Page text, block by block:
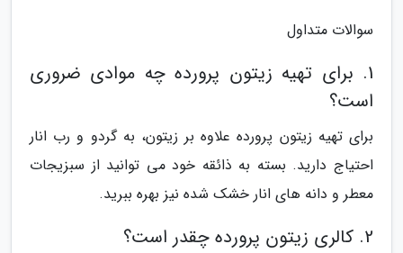
سوالات متداول
1. برای تهیه زیتون پرورده چه موادی ضروری
است؟
برای تهیه زیتون پرورده علاوه بر زیتون، به گردو و رب انار
احتیاج دارید. بسته به ذائقه خود می توانید از سبزیجات
معطر و دانه های انار خشک شده نیز بهره ببرید.
2. کالری زیتون پرورده چقدر است؟